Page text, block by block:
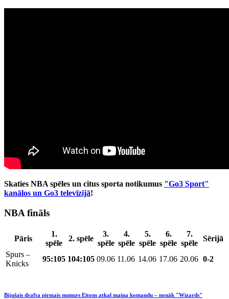
Skaties NBA spēles un citus sporta notikumus "Go3 Sport"
kanālos un Go3 televīzijā!
NBA fināls
Pāris
1.
spēle
2. spēle
3.
spēle
4.
spēle
5.
spēle
6.
spēle
7.
spēle
Sērijā
Spurs –
Knicks
95:105 104:105 09.06 11.06 14.06 17.06 20.06 0-2
Bijušais drafta pirmais numurs Eitons atkal maina komandu – nonāk "Wizards"